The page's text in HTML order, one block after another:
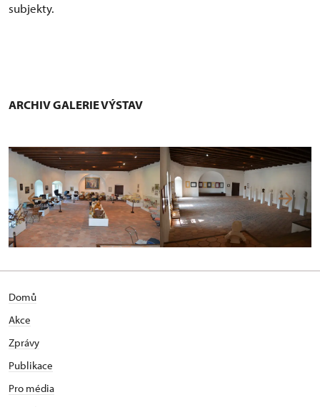
subjekty.
ARCHIV GALERIE VÝSTAV
Domů
Akce
Zprávy
Publikace
Pro média